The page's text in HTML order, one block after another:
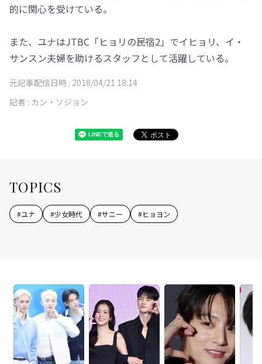
的に関心を受けている。
また、ユナはJTBC「ヒョリの民宿2」でイヒョリ、イ・
サンスン夫婦を助けるスタッフとして活躍している。
元記事配信日時 : 2018/04/21 18:14
記者 : カン・ソジョン
TOPICS
#ユナ #少女時代 #サニー #ヒョヨン